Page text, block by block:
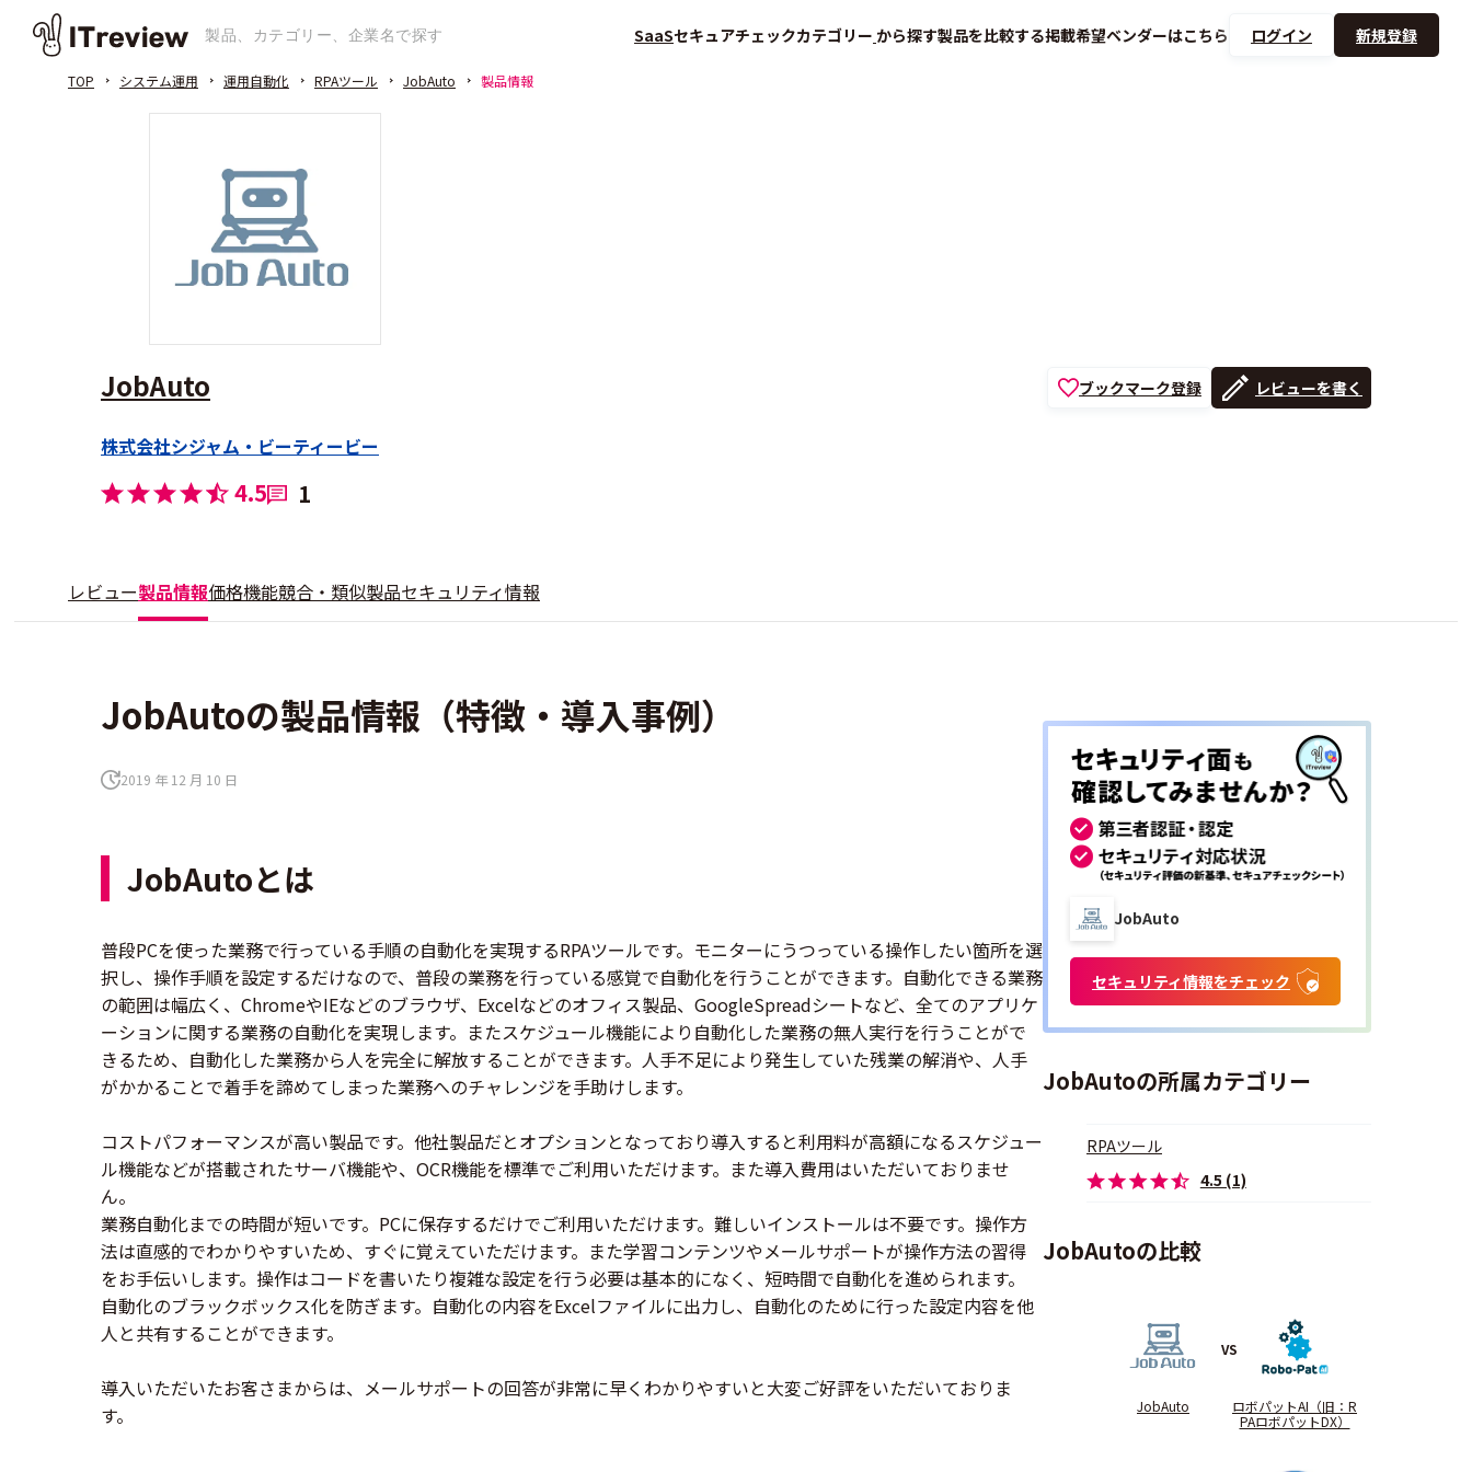
SaaSセキュアチェックカテゴリー から探す製品を比較する掲載希望ベンダーはこちら ログイン 新規登録
TOP システム運用 運用自動化 RPAツール JobAuto 製品情報
JobAuto
株式会社シジャム・ビーティービー
4.5 1
ブックマーク登録 レビューを書く
レビュー製品情報価格機能競合・類似製品セキュリティ情報
JobAutoの製品情報（特徴・導入事例）
2019 年 12 月 10 日
JobAutoとは
普段PCを使った業務で行っている手順の自動化を実現するRPAツールです。モニターにうつっている操作したい箇所を選
択し、操作手順を設定するだけなので、普段の業務を行っている感覚で自動化を行うことができます。自動化できる業務
の範囲は幅広く、ChromeやIEなどのブラウザ、Excelなどのオフィス製品、GoogleSpreadシートなど、全てのアプリケ
ーションに関する業務の自動化を実現します。またスケジュール機能により自動化した業務の無人実行を行うことがで
きるため、自動化した業務から人を完全に解放することができます。人手不足により発生していた残業の解消や、人手
がかかることで着手を諦めてしまった業務へのチャレンジを手助けします。
コストパフォーマンスが高い製品です。他社製品だとオプションとなっており導入すると利用料が高額になるスケジュー
ル機能などが搭載されたサーバ機能や、OCR機能を標準でご利用いただけます。また導入費用はいただいておりませ
ん。
業務自動化までの時間が短いです。PCに保存するだけでご利用いただけます。難しいインストールは不要です。操作方
法は直感的でわかりやすいため、すぐに覚えていただけます。また学習コンテンツやメールサポートが操作方法の習得
をお手伝いします。操作はコードを書いたり複雑な設定を行う必要は基本的になく、短時間で自動化を進められます。
自動化のブラックボックス化を防ぎます。自動化の内容をExcelファイルに出力し、自動化のために行った設定内容を他
人と共有することができます。
導入いただいたお客さまからは、メールサポートの回答が非常に早くわかりやすいと大変ご好評をいただいておりま
す。
JobAuto
セキュリティ情報をチェック
JobAutoの所属カテゴリー
RPAツール
4.5 (1)
JobAutoの比較
JobAuto
VS
ロボパットAI（旧：R
PAロボパットDX）